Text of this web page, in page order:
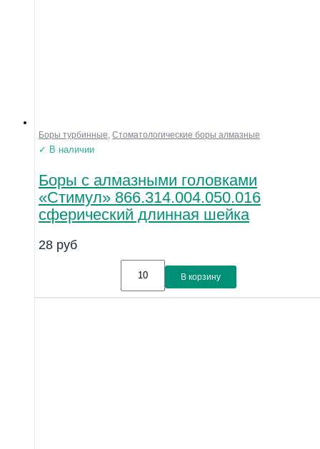
Боры турбинные, Стоматологические боры алмазные
✓ В наличии
Боры с алмазными головками
«Стимул» 866.314.004.050.016
сферический длинная шейка
28 руб
В корзину